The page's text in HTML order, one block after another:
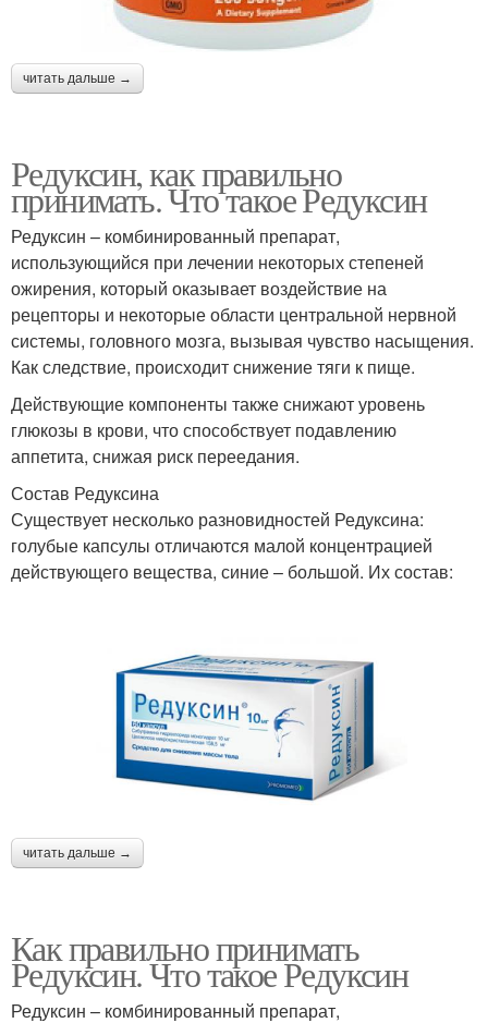
читать дальше →
Редуксин, как правильно
принимать. Что такое Редуксин
Редуксин – комбинированный препарат,
использующийся при лечении некоторых степеней
ожирения, который оказывает воздействие на
рецепторы и некоторые области центральной нервной
системы, головного мозга, вызывая чувство насыщения.
Как следствие, происходит снижение тяги к пище.
Действующие компоненты также снижают уровень
глюкозы в крови, что способствует подавлению
аппетита, снижая риск переедания.
Состав Редуксина
Существует несколько разновидностей Редуксина:
голубые капсулы отличаются малой концентрацией
действующего вещества, синие – большой. Их состав:
читать дальше →
Как правильно принимать
Редуксин. Что такое Редуксин
Редуксин – комбинированный препарат,